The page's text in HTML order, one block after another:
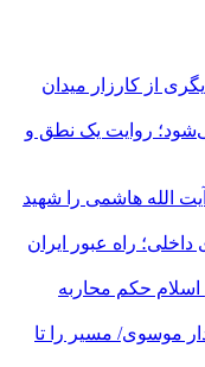
از کارزار میدان
روایت یک نطق و
الله هاشمی را شهید
راه عبور ایران
اسلام حکم محاربه
موسوی/ مسیر را تا